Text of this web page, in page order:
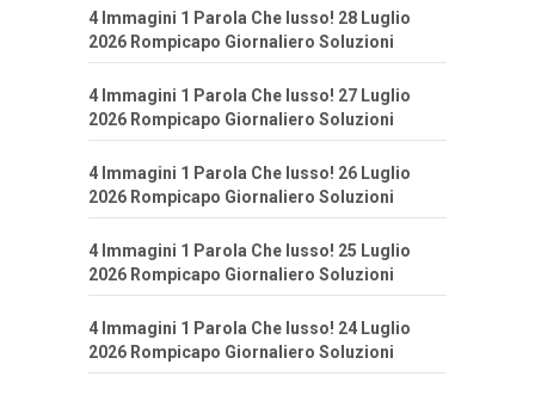
4 Immagini 1 Parola Che lusso! 28 Luglio
2026 Rompicapo Giornaliero Soluzioni
4 Immagini 1 Parola Che lusso! 27 Luglio
2026 Rompicapo Giornaliero Soluzioni
4 Immagini 1 Parola Che lusso! 26 Luglio
2026 Rompicapo Giornaliero Soluzioni
4 Immagini 1 Parola Che lusso! 25 Luglio
2026 Rompicapo Giornaliero Soluzioni
4 Immagini 1 Parola Che lusso! 24 Luglio
2026 Rompicapo Giornaliero Soluzioni